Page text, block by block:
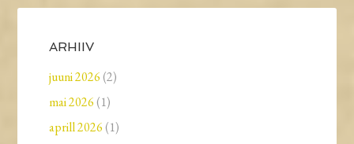
ARHIIV
juuni 2026 (2)
mai 2026 (1)
aprill 2026 (1)